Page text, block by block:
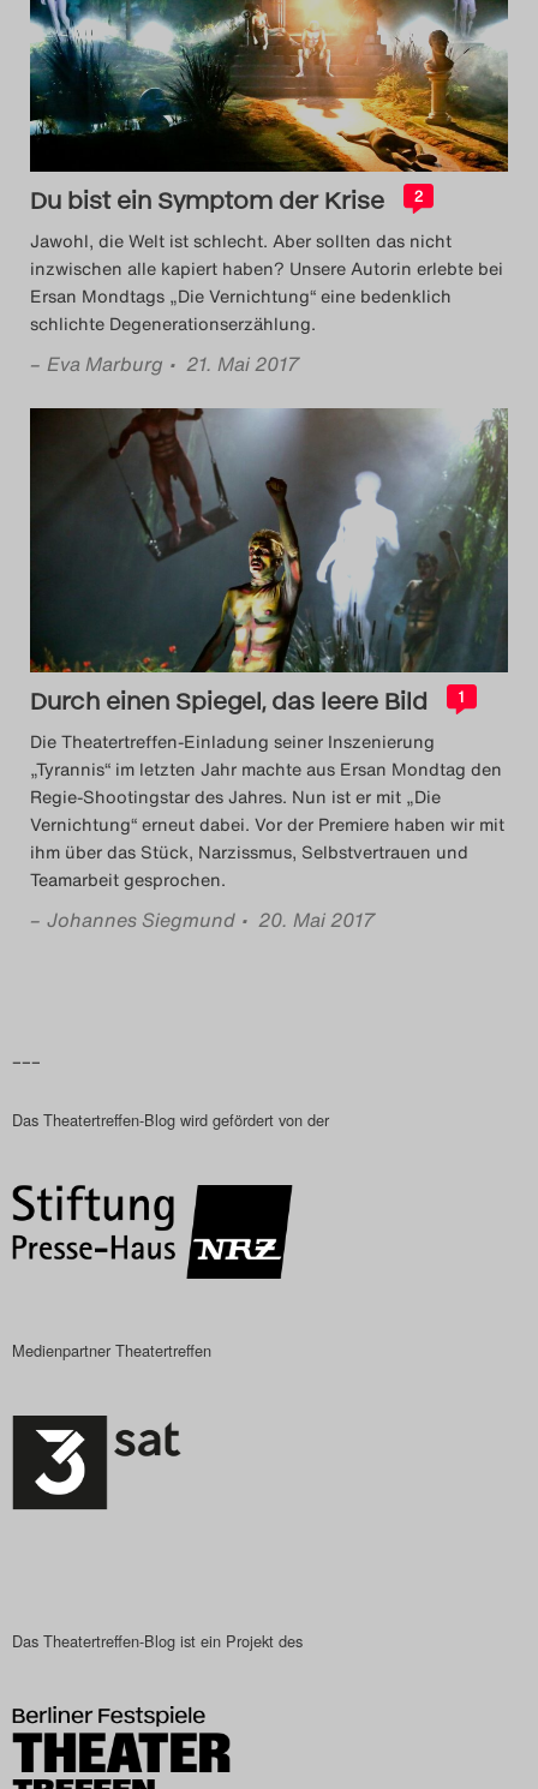
Das Theatertreffen-Blog
2014
Das Theatertreffen-Blog
2015
Das Theatertreffen-Blog
2016
Das Theatertreffen-Blog
2017
Das Theatertreffen-Blog
2018
Das Theatertreffen-Blog
2018 Alumni
Das Theatertreffen-Blog
2019
Das Theatertreffen-Blog
2020
Das Theatertreffen-Blog
Das Theatertreffen-Blog
Das Theatertreffen-Blog
2024
Das Theatertreffen-Blog
Search
Du bist ein Symptom der Krise 2
Jawohl, die Welt ist schlecht. Aber sollten das nicht
inzwischen alle kapiert haben? Unsere Autorin erlebte bei
Ersan Mondtags „Die Vernichtung“ eine bedenklich
schlichte Degenerationserzählung.
– Eva Marburg • 21. Mai 2017
Durch einen Spiegel, das leere Bild 1
Die Theatertreffen-Einladung seiner Inszenierung
„Tyrannis“ im letzten Jahr machte aus Ersan Mondtag den
Regie-Shootingstar des Jahres. Nun ist er mit „Die
Vernichtung“ erneut dabei. Vor der Premiere haben wir mit
ihm über das Stück, Narzissmus, Selbstvertrauen und
Teamarbeit gesprochen.
– Johannes Siegmund • 20. Mai 2017
–––
Das Theatertreffen-Blog wird gefördert von der
Medienpartner Theatertreffen
Das Theatertreffen-Blog ist ein Projekt des